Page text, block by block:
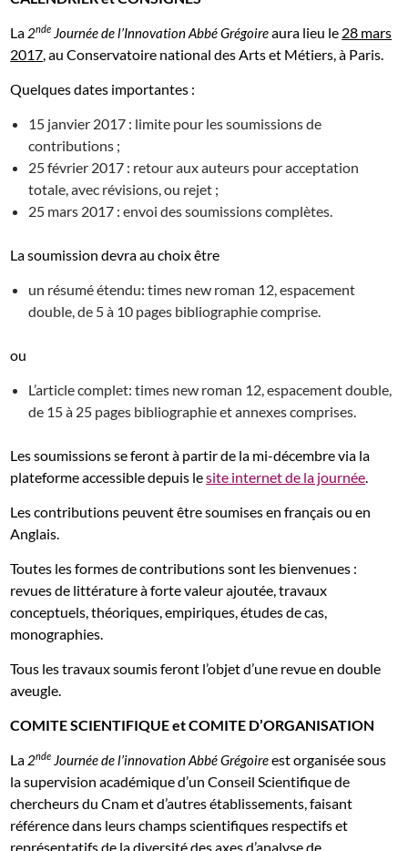
La 2nde Journée de l’Innovation Abbé Grégoireaura lieu le 28 mars
2017 , au Conservatoire national des Arts et Métiers, à Paris.
Quelques dates importantes :
15 janvier 2017 : limite pour les soumissions de
contributions ;
25 février 2017 : retour aux auteurs pour acceptation
totale, avec révisions, ou rejet ;
25 mars 2017 : envoi des soumissions complètes.
La soumission devra au choix être
un résumé étendu: times new roman 12, espacement
double, de 5 à 10 pages bibliographie comprise.
ou
L’article complet: times new roman 12, espacement double,
de 15 à 25 pages bibliographie et annexes comprises.
Les soumissions se feront à partir de la mi-décembre via la
plateforme accessible depuis lesite internet de la journée
Les contributions peuvent être soumises en français ou en
Anglais.
Toutes les formes de contributions sont les bienvenues :
revues de littérature à forte valeur ajoutée, travaux
conceptuels, théoriques, empiriques, études de cas,
monographies.
Tous les travaux soumis feront l’objet d’une revue en double
aveugle.
COMITE SCIENTIFIQUE et COMITE D’ORGANISATION
La 2nde Journée de l’innovation Abbé Grégoireest organisée sous
la supervision académique d’un Conseil Scientifique de
chercheurs du Cnam et d’autres établissements, faisant
référence dans leurs champs scientifiques respectifs et
représentatifs de la diversité des axes d’analyse de